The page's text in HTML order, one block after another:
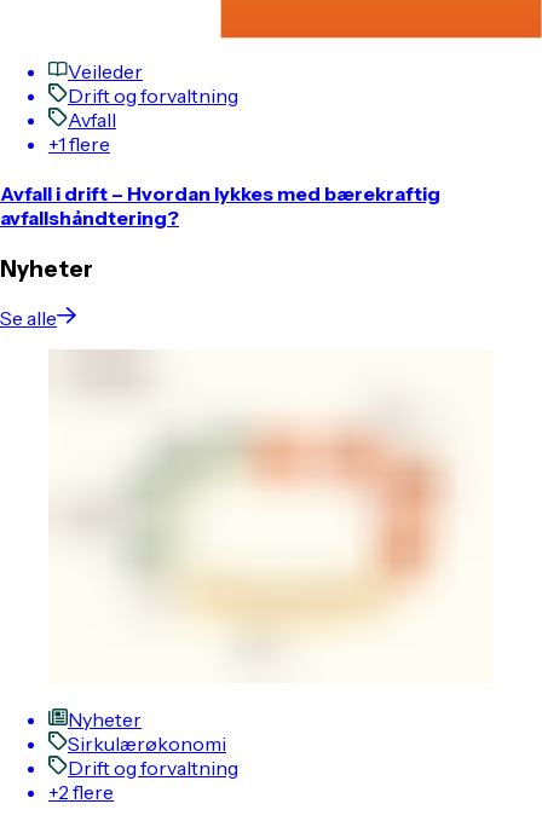
Veileder
Drift og forvaltning
Avfall
+1 flere
Avfall i drift – Hvordan lykkes med bærekraftig
avfallshåndtering?
Nyheter
Se alle
Nyheter
Sirkulærøkonomi
Drift og forvaltning
+2 flere